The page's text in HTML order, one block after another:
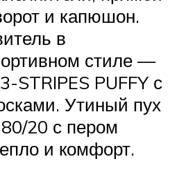
и капюшон.
в
стиле —
STRIPES PUFFY с
Утиный пух
20 с пером
и комфорт.